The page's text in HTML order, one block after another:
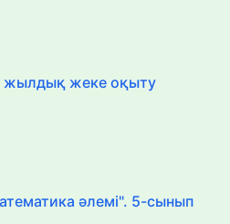
жылдық жеке оқыту
әлемі". 5-сынып